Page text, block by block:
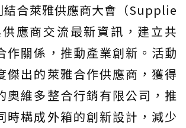
結合萊雅供應商大會（Supplie
應商交流最新資訊，建立共
作關係，推動產業創新。活動
傑出的萊雅合作供應商，獲得
奧維多整合行銷有限公司，推
時構成外箱的創新設計，減少